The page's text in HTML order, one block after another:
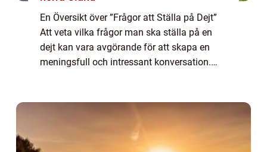
En Översikt över ”Frågor att Ställa på Dejt”
Att veta vilka frågor man ska ställa på en
dejt kan vara avgörande för att skapa en
meningsfull och intressant konversation.